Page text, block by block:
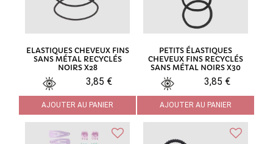
ELASTIQUES CHEVEUX FINS
SANS MÉTAL RECYCLÉS
NOIRS X28
3,85 €
AJOUTER AU PANIER
PETITS ÉLASTIQUES
CHEVEUX FINS RECYCLÉS
SANS MÉTAL NOIRS X30
3,85 €
AJOUTER AU PANIER